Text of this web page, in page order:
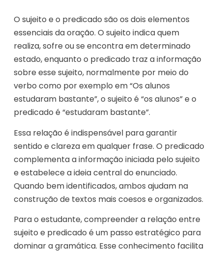
O sujeito e o predicado são os dois elementos
essenciais da oração. O sujeito indica quem
realiza, sofre ou se encontra em determinado
estado, enquanto o predicado traz a informação
sobre esse sujeito, normalmente por meio do
verbo como por exemplo em “Os alunos
estudaram bastante”, o sujeito é “os alunos” e o
predicado é “estudaram bastante”.
Essa relação é indispensável para garantir
sentido e clareza em qualquer frase. O predicado
complementa a informação iniciada pelo sujeito
e estabelece a ideia central do enunciado.
Quando bem identificados, ambos ajudam na
construção de textos mais coesos e organizados.
Para o estudante, compreender a relação entre
sujeito e predicado é um passo estratégico para
dominar a gramática. Esse conhecimento facilita